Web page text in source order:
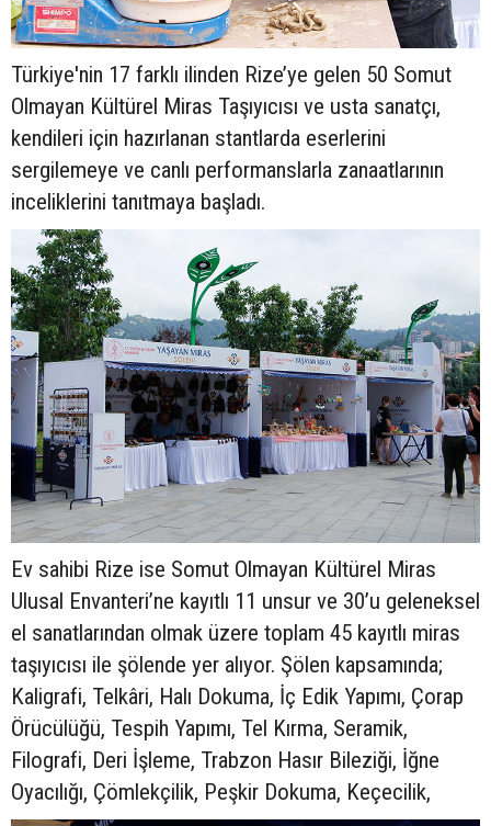
Türkiye'nin 17 farklı ilinden Rize’ye gelen 50 Somut
Olmayan Kültürel Miras Taşıyıcısı ve usta sanatçı,
kendileri için hazırlanan stantlarda eserlerini
sergilemeye ve canlı performanslarla zanaatlarının
inceliklerini tanıtmaya başladı.
Ev sahibi Rize ise Somut Olmayan Kültürel Miras
Ulusal Envanteri’ne kayıtlı 11 unsur ve 30’u geleneksel
el sanatlarından olmak üzere toplam 45 kayıtlı miras
taşıyıcısı ile şölende yer alıyor. Şölen kapsamında;
Kaligrafi, Telkâri, Halı Dokuma, İç Edik Yapımı, Çorap
Örücülüğü, Tespih Yapımı, Tel Kırma, Seramik,
Filografi, Deri İşleme, Trabzon Hasır Bileziği, İğne
Oyacılığı, Çömlekçilik, Peşkir Dokuma, Keçecilik,